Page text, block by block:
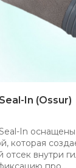
In (Ossur)
In оснащены
которая
отсек внутри